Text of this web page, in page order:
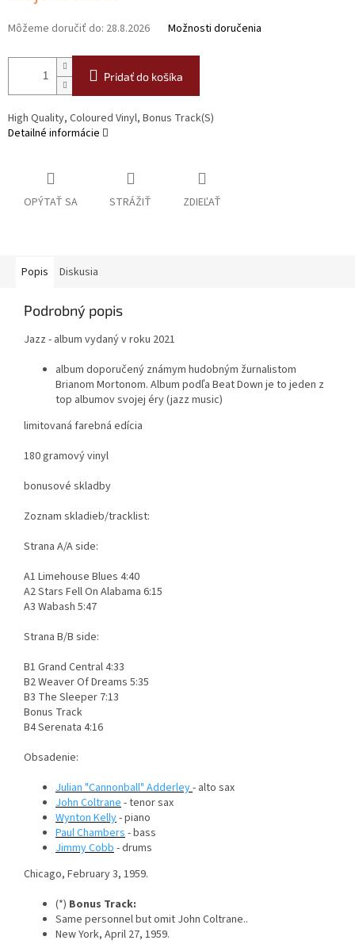
Môžeme doručiť do: 28.8.2026 Možnosti doručenia
Pridať do košíka
High Quality, Coloured Vinyl, Bonus Track(S)
Detailné informácie
OPÝTAŤ SA STRÁŽIŤ ZDIEĽAŤ
Popis Diskusia
Podrobný popis
Jazz - album vydaný v roku 2021
album doporučený známym hudobným žurnalistom
Brianom Mortonom. Album podľa Beat Down je to jeden z
top albumov svojej éry (jazz music)
limitovaná farebná edícia
180 gramový vinyl
bonusové skladby
Zoznam skladieb/tracklist:
Strana A/A side:
A1 Limehouse Blues 4:40
A2 Stars Fell On Alabama 6:15
A3 Wabash 5:47
Strana B/B side:
B1 Grand Central 4:33
B2 Weaver Of Dreams 5:35
B3 The Sleeper 7:13
Bonus Track
B4 Serenata 4:16
Obsadenie:
Julian "Cannonball" Adderley- alto sax
John Coltrane- tenor sax
Wynton Kelly- piano
Paul Chambers- bass
Jimmy Cobb- drums
Chicago, February 3, 1959.
(*) Bonus Track:
Same personnel but omit John Coltrane..
New York, April 27, 1959.